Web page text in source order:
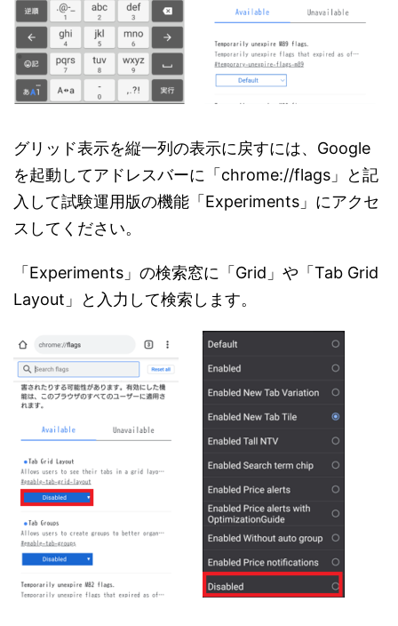
グリッド表示を縦一列の表示に戻すには、Google
を起動してアドレスバーに「chrome://flags」と記
入して試験運用版の機能「Experiments」にアクセ
スしてください。
「Experiments」の検索窓に「Grid」や「Tab Grid
Layout」と入力して検索します。